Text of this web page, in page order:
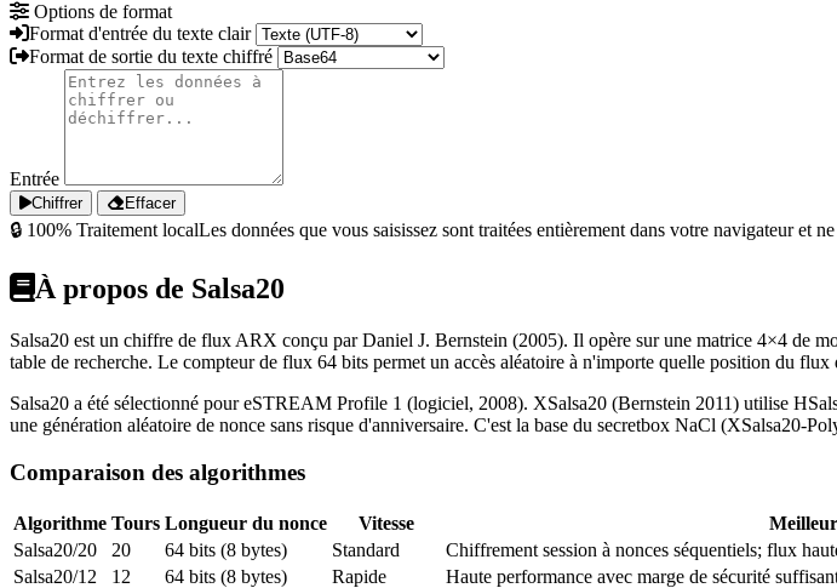
Options de format
Format d'entrée du texte clair
Format de sortie du texte chiffré
Entrée
Chiffrer Effacer
🔒 100% Traitement localLes données que vous saisissez sont traitées entièrement dans votre navigateur et
À propos de Salsa20
Salsa20 est un chiffre de flux ARX conçu par Daniel J. Bernstein (2005). Il opère sur une matrice 4×4 de
table de recherche. Le compteur de flux 64 bits permet un accès aléatoire à n'importe quelle position du flux
Salsa20 a été sélectionné pour eSTREAM Profile 1 (logiciel, 2008). XSalsa20 (Bernstein 2011) utilise
une génération aléatoire de nonce sans risque d'anniversaire. C'est la base du secretbox NaCl (XSalsa20-
Comparaison des algorithmes
Algorithme Tours Longueur du nonce Vitesse
Salsa20/20
20 64 bits (8 bytes) Standard
Chiffrement session à nonces séquentiels; flux
Salsa20/12
12 64 bits (8 bytes) Rapide
Haute performance avec marge de sécurité